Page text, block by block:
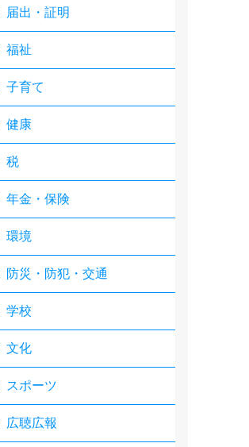
届出・証明
福祉
子育て
健康
税
年金・保険
環境
防災・防犯・交通
学校
文化
スポーツ
広聴広報